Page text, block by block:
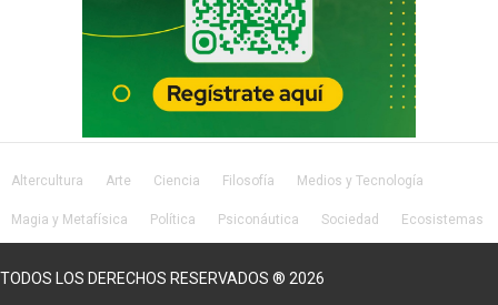
Altercultura Arte Ciencia Filosofía Medios y Tecnología
Magia y Metafísica Política Psiconáutica Sociedad Ecosistemas
TODOS LOS DERECHOS RESERVADOS ® 2026